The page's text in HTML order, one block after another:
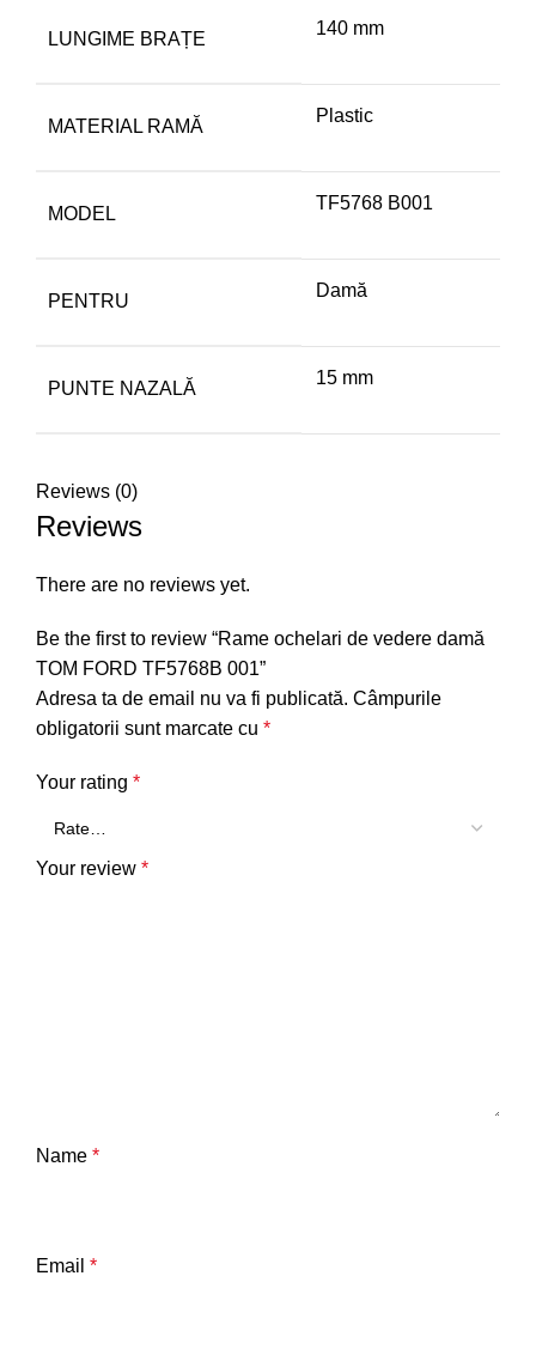
LUNGIME BRAȚE
140 mm
MATERIAL RAMĂ
Plastic
MODEL
TF5768 B001
PENTRU
Damă
PUNTE NAZALĂ
15 mm
Reviews (0)
Reviews
There are no reviews yet.
Be the first to review “Rame ochelari de vedere damă
TOM FORD TF5768B 001”
Adresa ta de email nu va fi publicată. Câmpurile
obligatorii sunt marcate cu *
Your rating *
Your review *
Name *
Email *